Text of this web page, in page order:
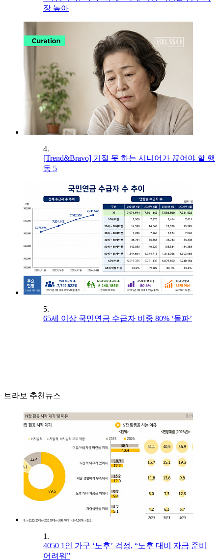
장 높아
4.
[Trend&Bravo] 거절 못 하는 시니어가 끊어야 할 행
동 5
5.
65세 이상 국민연금 수급자 비중 80% ‘돌파’
브라보 추천뉴스
1.
4050 1인 가구 ‘노후’ 걱정, “노후 대비 자금 준비
어려워”